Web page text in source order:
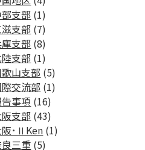
支部 (1)
支部 (7)
支部 (8)
支部 (1)
山支部 (5)
交流部 (1)
事項 (16)
支部 (43)
阪･ⅡKen (1)
三重 (5)